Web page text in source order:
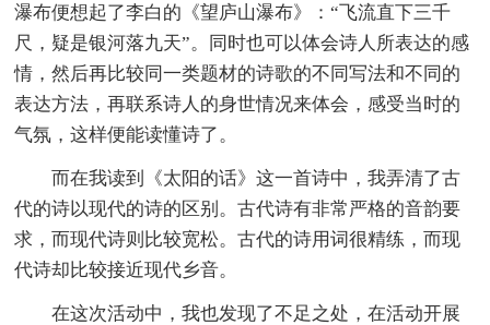
瀑布便想起了李白的《望庐山瀑布》：“飞流直下三千
尺，疑是银河落九天”。同时也可以体会诗人所表达的感
情，然后再比较同一类题材的诗歌的不同写法和不同的
表达方法，再联系诗人的身世情况来体会，感受当时的
气氛，这样便能读懂诗了。
而在我读到《太阳的话》这一首诗中，我弄清了古
代的诗以现代的诗的区别。古代诗有非常严格的音韵要
求，而现代诗则比较宽松。古代的诗用词很精练，而现
代诗却比较接近现代乡音。
在这次活动中，我也发现了不足之处，在活动开展